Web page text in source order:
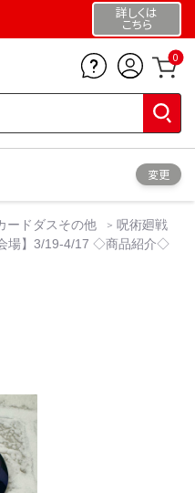
詳しくは
こちら
0
変更
ードダスその他
呪術廻戦
場】3/19-4/17 ◇商品紹介◇